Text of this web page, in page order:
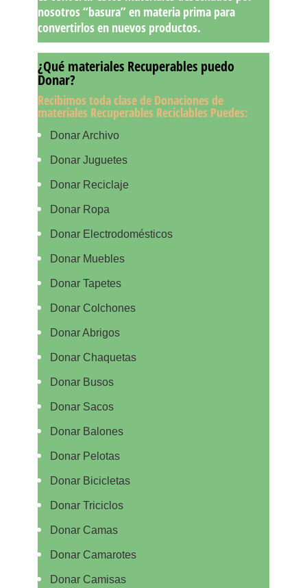
nosotros “basura” en materia prima para
convertirlos en nuevos productos.
¿Qué materiales Recuperables puedo
Donar?
Recibimos toda clase de Donaciones de
materiales Recuperables Reciclables Puedes:
Donar Archivo
Donar Juguetes
Donar Reciclaje
Donar Ropa
Donar Electrodomésticos
Donar Muebles
Donar Tapetes
Donar Colchones
Donar Abrigos
Donar Chaquetas
Donar Busos
Donar Sacos
Donar Balones
Donar Pelotas
Donar Bicicletas
Donar Triciclos
Donar Camas
Donar Camarotes
Donar Camisas